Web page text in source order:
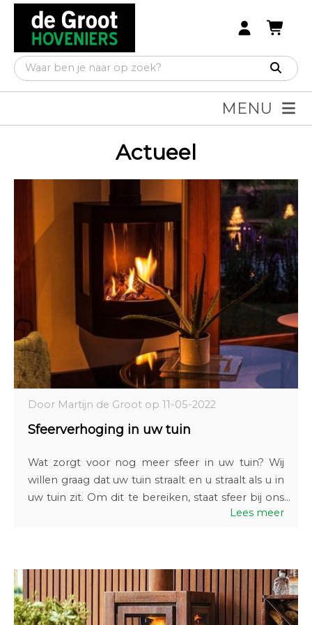
MENU
Actueel
Door Martijn de Groot op 11-05-2022
Sfeerverhoging in uw tuin
Wat zorgt voor nog meer sfeer in uw tuin? Wij
willen graag dat uw tuin straalt en u straalt als u in
uw tuin zit. Om dit te bereiken, staat sfeer bij ons
in een hoog vaandel. In onze tuinwinkel zijn dan
bijvoorbeeld aan een houtgestookte kachel. Wat
is er nu fijner om nog langer te genieten van uw
tuin doordat u bij een heerlijk warm vuurtje kunt
zitten? Gezellig samen met wat vrienden, onder
Lees meer